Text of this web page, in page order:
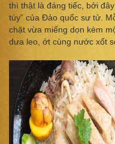
thì thật là đáng tiếc, bởi
túy” của Đảo quốc sư tử.
chặt vừa miếng dọn kèm
dưa leo, ớt cùng nước xốt